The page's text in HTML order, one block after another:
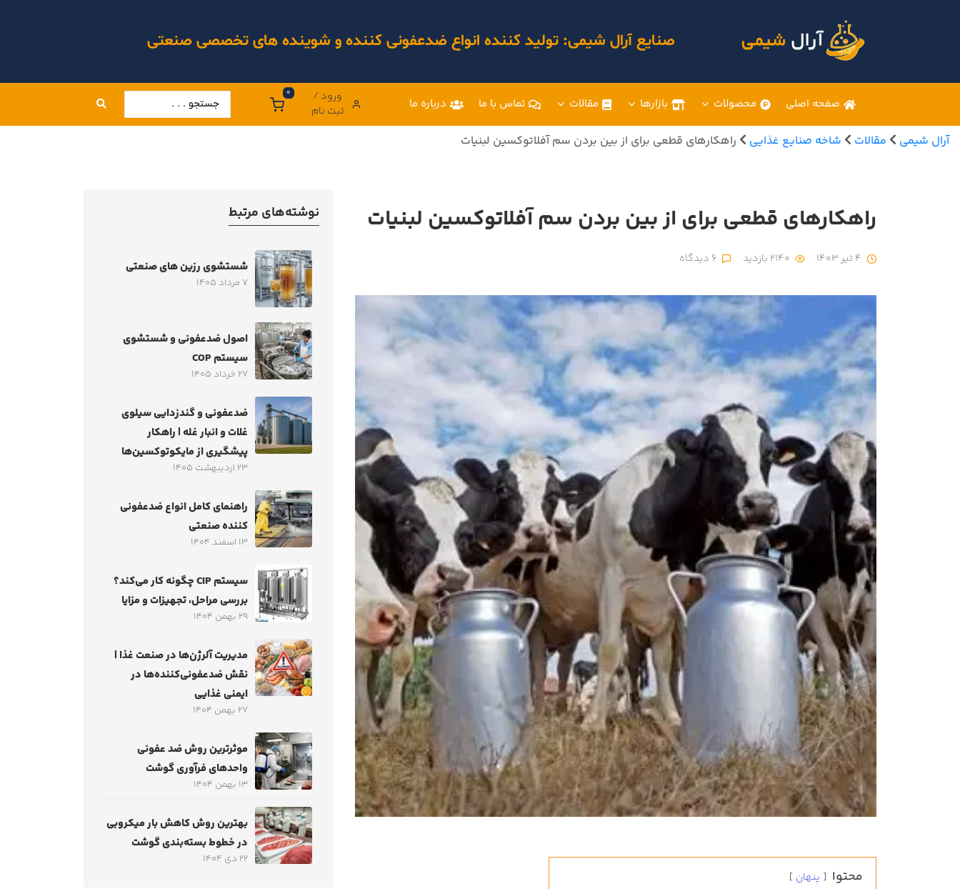
صنایع آرال شیمی: تولید کننده انواع ضدعفونی کننده و شوینده های تخصصی صنعتی
صفحه اصلی محصولات بازارها مقالات تماس با ما درباره ما
ورود /
ثبت نام
0
آرال شیمی مقالات شاخه صنایع غذایی راهکارهای قطعی برای از بین بردن سم آفلاتوکسین لبنیات
راهکارهای قطعی برای از بین بردن سم آفلاتوکسین لبنیات
محتوا پنهان
نوشته‌های مرتبط
شستشوی رزین های صنعتی
7 مرداد 1405
اصول ضدعفونی و شستشوی
سیستم COP
27 خرداد 1405
ضدعفونی و گندزدایی سیلوی
غلات و انبار غله | راهکار
پیشگیری از مایکوتوکسین‌ها
23 اردیبهشت 1405
راهنمای کامل انواع ضدعفونی
کننده صنعتی
13 اسفند 1404
سیستم CIP چگونه کار می‌کند؟
بررسی مراحل، تجهیزات و مزایا
29 بهمن 1404
مدیریت آلرژن‌ها در صنعت غذا |
نقش ضدعفونی‌کننده‌ها در
ایمنی غذایی
27 بهمن 1404
موثرترین روش ضد عفونی
واحدهای فرآوری گوشت
13 بهمن 1404
بهترین روش کاهش بار میکروبی
در خطوط بسته‌بندی گوشت
22 دی 1404